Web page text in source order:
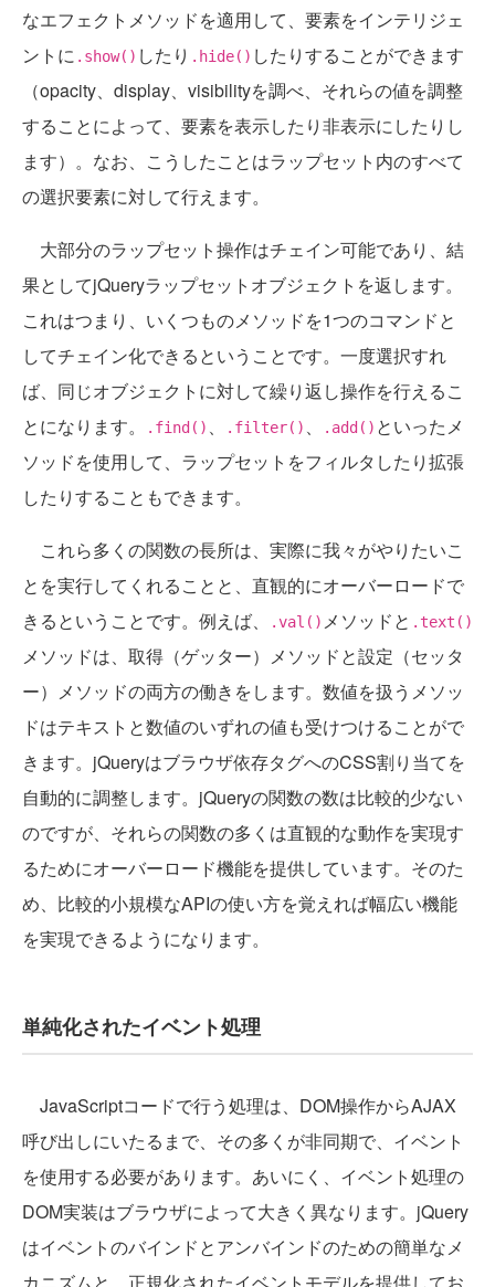
なエフェクトメソッドを適用して、要素をインテリジェ
ントに .show() したり .hide() したりすることができます
（opacity、display、visibilityを調べ、それらの値を調整
することによって、要素を表示したり非表示にしたりし
ます）。なお、こうしたことはラップセット内のすべて
の選択要素に対して行えます。
大部分のラップセット操作はチェイン可能であり、結
果としてjQueryラップセットオブジェクトを返します。
これはつまり、いくつものメソッドを1つのコマンドと
してチェイン化できるということです。一度選択すれ
ば、同じオブジェクトに対して繰り返し操作を行えるこ
とになります。
.find() 、 .filter() 、 .add() といったメ
ソッドを使用して、ラップセットをフィルタしたり拡張
したりすることもできます。
これら多くの関数の長所は、実際に我々がやりたいこ
とを実行してくれることと、直観的にオーバーロードで
きるということです。例えば、
.val() メソッドと .text()
メソッドは、取得（ゲッター）メソッドと設定（セッタ
ー）メソッドの両方の働きをします。数値を扱うメソッ
ドはテキストと数値のいずれの値も受けつけることがで
きます。jQueryはブラウザ依存タグへのCSS割り当てを
自動的に調整します。jQueryの関数の数は比較的少ない
のですが、それらの関数の多くは直観的な動作を実現す
るためにオーバーロード機能を提供しています。そのた
め、比較的小規模なAPIの使い方を覚えれば幅広い機能
を実現できるようになります。
単純化されたイベント処理
JavaScriptコードで行う処理は、DOM操作からAJAX
呼び出しにいたるまで、その多くが非同期で、イベント
を使用する必要があります。あいにく、イベント処理の
DOM実装はブラウザによって大きく異なります。jQuery
はイベントのバインドとアンバインドのための簡単なメ
カニズムと、正規化されたイベントモデルを提供してお